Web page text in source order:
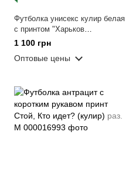
Футболка унисекс кулир белая
с принтом "Харьков
Металлист" (DTG) 2 стороны р.
1 100 грн
Оптовые цены